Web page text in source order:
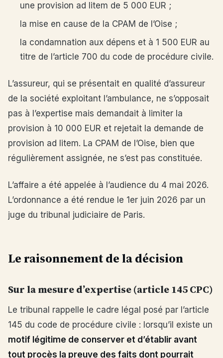
une provision ad litem de 5 000 EUR ;
la mise en cause de la CPAM de l’Oise ;
la condamnation aux dépens et à 1 500 EUR au
titre de l’article 700 du code de procédure civile.
L’assureur, qui se présentait en qualité d’assureur
de la société exploitant l’ambulance, ne s’opposait
pas à l’expertise mais demandait à limiter la
provision à 10 000 EUR et rejetait la demande de
provision ad litem. La CPAM de l’Oise, bien que
régulièrement assignée, ne s’est pas constituée.
L’affaire a été appelée à l’audience du 4 mai 2026.
L’ordonnance a été rendue le 1er juin 2026 par un
juge du tribunal judiciaire de Paris.
Le raisonnement de la décision
Sur la mesure d’expertise (article 145 CPC)
Le tribunal rappelle le cadre légal posé par l’article
145 du code de procédure civile : lorsqu’il existe un
motif légitime de conserver et d’établir avant
tout procès la preuve des faits dont pourrait